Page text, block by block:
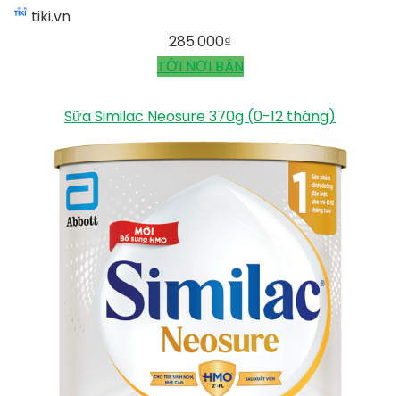
tiki.vn
285.000₫
TỚI NƠI BÁN
Sữa Similac Neosure 370g (0-12 tháng)